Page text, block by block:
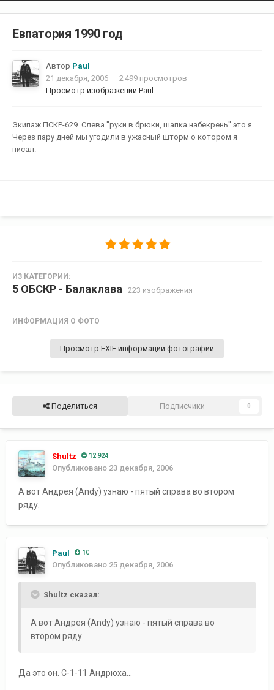
Евпатория 1990 год
Автор Paul
21 декабря, 2006
2 499 просмотров
Просмотр изображений Paul
Экипаж ПСКР-629. Слева ''руки в брюки, шапка набекрень'' это я.
Через пару дней мы угодили в ужасный шторм о котором я
писал.
ИЗ КАТЕГОРИИ:
5 ОБСКР - Балаклава · 223 изображения
ИНФОРМАЦИЯ О ФОТО
Просмотр EXIF информации фотографии
Поделиться Подписчики 0
Shultz 12 924
Опубликовано 23 декабря, 2006
А вот Андрея (Andy) узнаю - пятый справа во втором
ряду.
Paul 10
Опубликовано 25 декабря, 2006
Shultz сказал:
А вот Андрея (Andy) узнаю - пятый справа во
втором ряду.
Да это он. С-1-11 Андрюха...